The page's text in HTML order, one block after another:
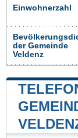
Einwohnerzahl
der Gemeinde
Veldenz